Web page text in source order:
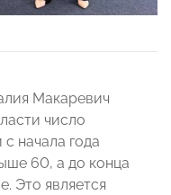
Макаревич
число
начала года
60, а до конца
Это является